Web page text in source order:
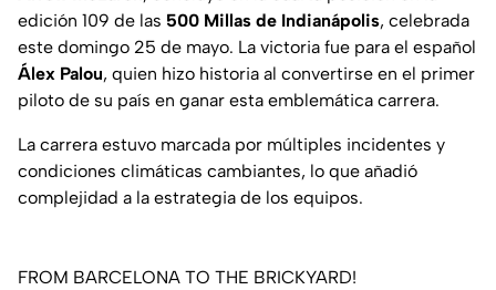
edición 109 de las 500 Millas de Indianápolis, celebrada
este domingo 25 de mayo. La victoria fue para el español
Álex Palou, quien hizo historia al convertirse en el primer
piloto de su país en ganar esta emblemática carrera.
La carrera estuvo marcada por múltiples incidentes y
condiciones climáticas cambiantes, lo que añadió
complejidad a la estrategia de los equipos.
FROM BARCELONA TO THE BRICKYARD!